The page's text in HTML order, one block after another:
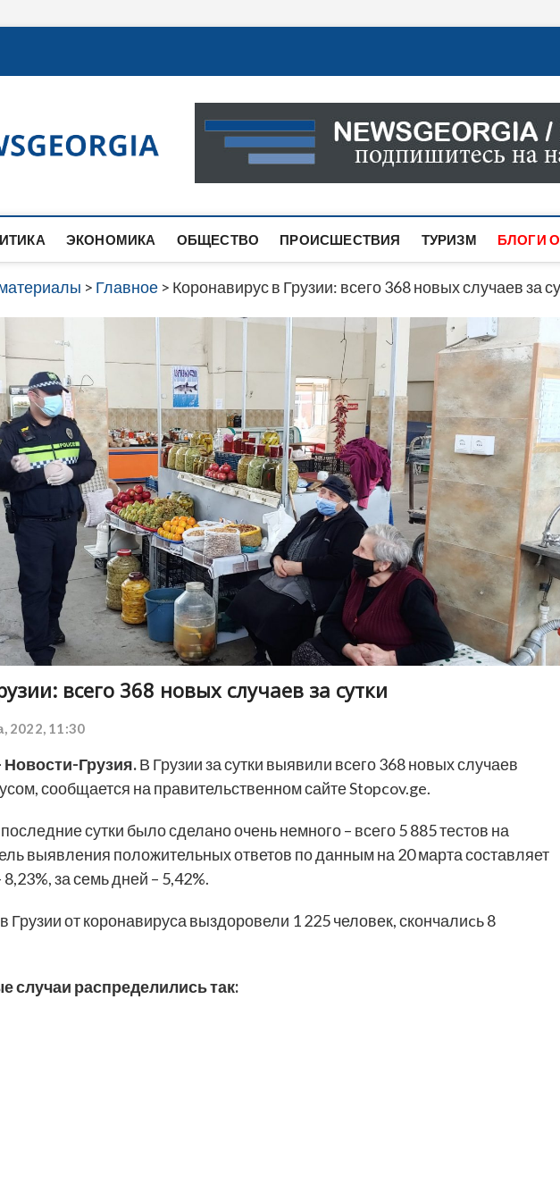
Новости Грузии
САМАЯ АКТУАЛЬНАЯ ИНФОРМАЦИЯ О СОБЫТИЯХ
САЙТЕ ВЫ НАЙДЕТЕ НОВОСТИ ПОЛИТИКИ,
ЭКОНОМИКА ОБЩЕСТВО ПРОИСШЕСТВИЯ ТУРИЗМ БЛОГИ
> Главное > Коронавирус в Грузии: всего 368 новых случаев за
всего 368 новых случаев за сутки
2022, 11:30
Грузия.В Грузии за сутки выявили всего 368 новых случаев
сообщается на правительственном сайте Stopcov.ge.
сутки было сделано очень немного – всего 5 885 тестов на
выявления положительных ответов по данным на 20 марта составляет
за семь дней – 5,42%.
Грузии от коронавируса выздоровели 1 225 человек, скончалиcь 8
случаи распределились так: